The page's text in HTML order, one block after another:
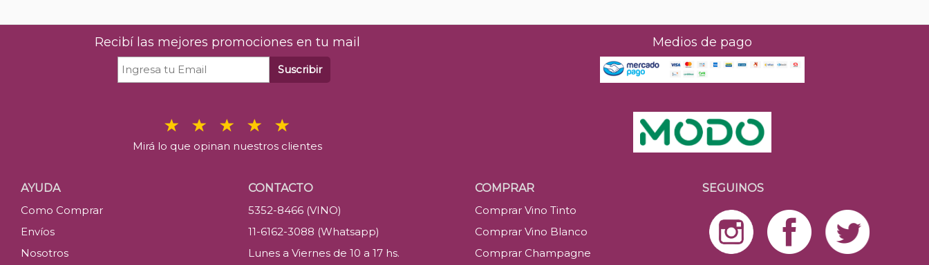
Recibí las mejores promociones en tu mail
Suscribir
Mirá lo que opinan nuestros clientes
Medios de pago
AYUDA
Como Comprar
Envíos
Nosotros
CONTACTO
5352-8466 (VINO)
11-6162-3088 (Whatsapp)
Lunes a Viernes de 10 a 17 hs.
COMPRAR
Comprar Vino Tinto
Comprar Vino Blanco
Comprar Champagne
SEGUINOS